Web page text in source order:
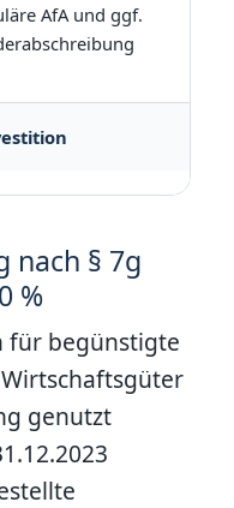
AfA und ggf.
nach § 7g
%
für begünstigte
genutzt